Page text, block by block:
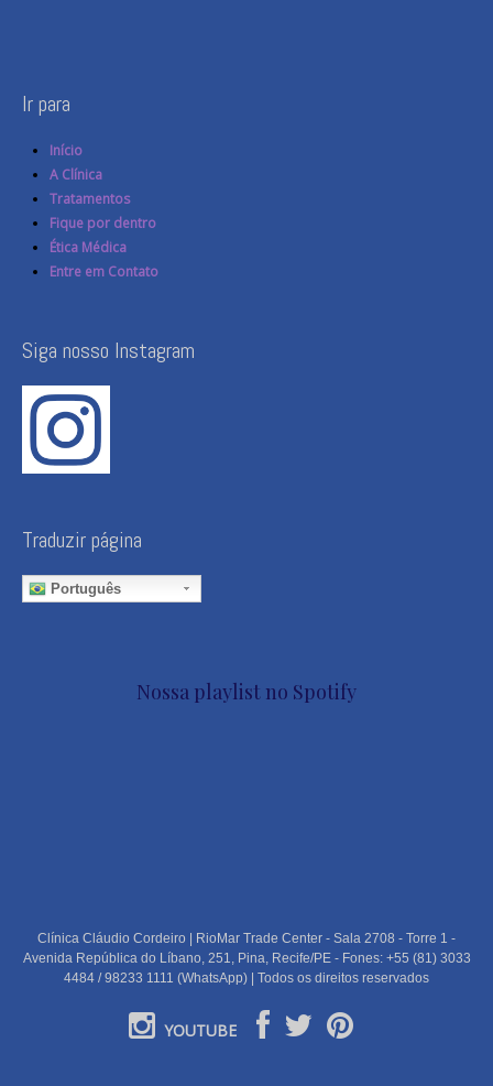
Ir para
Início
A Clínica
Tratamentos
Fique por dentro
Ética Médica
Entre em Contato
Siga nosso Instagram
Traduzir página
Português
Nossa playlist no Spotify
Clínica Cláudio Cordeiro | RioMar Trade Center - Sala 2708 - Torre 1 -
Avenida República do Líbano, 251, Pina, Recife/PE - Fones: +55 (81) 3033
4484 / 98233 1111 (WhatsApp) | Todos os direitos reservados
YOUTUBE